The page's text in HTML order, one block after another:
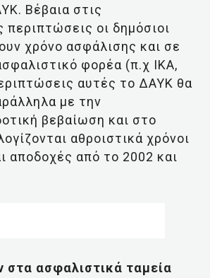
Βέβαια στις
περιπτώσεις οι δημόσιοι
χρόνο ασφάλισης και σε
φορέα (π.χ ΙΚΑ,
αυτές το ΔΑΥΚ θα
με την
βεβαίωση και στο
αθροιστικά χρόνοι
αποδοχές από το 2002 και
στα ασφαλιστικά ταμεία